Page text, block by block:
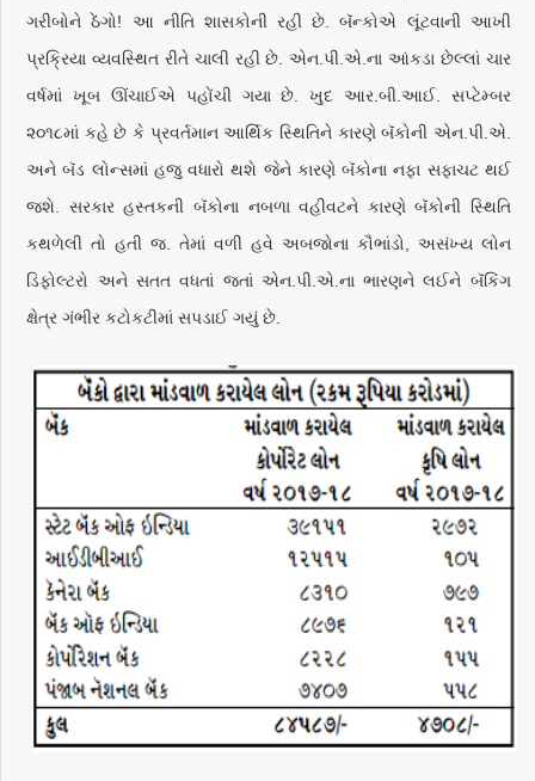
ગરીબોને ઠેંગો! આ નીતિ શાસકોની રહી છે. બૅંન્કોએ લૂંટવાની આખી
પ્રક્રિયા વ્યવસ્થિત રીતે ચાલી રહી છે. એન.પી.એ.ના આંકડા છેલ્લાં ચાર
વર્ષમાં ખૂબ ઊંચાઈએ પહોંચી ગયા છે. ખુદ આર.બી.આઈ. સપ્ટેમ્બર
૨૦૧૮માં કહે છે કે પ્રવર્તમાન આર્થિક સ્થિતિને કારણે બૅંકોની એન.પી.એ.
અને બૅડ લોન્સમાં હજુ વધારો થશે જેને કારણે બૅંકોના નફા સફાચટ થઈ
જશે. સરકાર હસ્તકની બૅંકોના નબળા વહીવટને કારણે બૅંકોની સ્થિતિ
કથળેલી તો હતી જ. તેમાં વળી હવે અબજોના કૌભાંડો, અસંખ્ય લોન
ડિફોલ્ટરો અને સતત વધતાં જતાં એન.પી.એ.ના ભારણને લઈને બૅંકિંગ
ક્ષેત્ર ગંભીર કટોકટીમાં સપડાઈ ગયું છે.